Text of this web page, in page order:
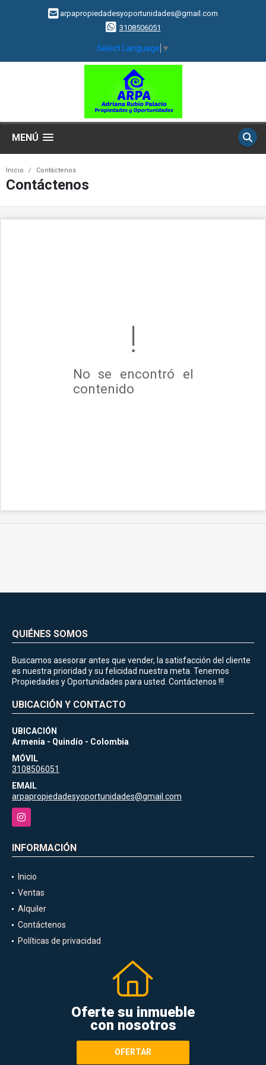
arpapropiedadesyoportunidades@gmail.com
3108506051
Select Language ▼
MENÚ
Inicio Contáctenos
Contáctenos
No se encontró el
contenido
QUIÉNES SOMOS
Buscamos asesorar antes que vender, la satisfacción del cliente
es nuestra prioridad y su felicidad nuestra meta. Tenemos
Propiedades y Oportunidades para usted. Contáctenos !!!
UBICACIÓN Y CONTACTO
UBICACIÓN
Armenia - Quindío - Colombia
MÓVIL
3108506051
EMAIL
arpapropiedadesyoportunidades@gmail.com
Instagram
INFORMACIÓN
Inicio
Ventas
Alquiler
Contáctenos
Políticas de privacidad
Oferte su inmueble
con nosotros
OFERTAR